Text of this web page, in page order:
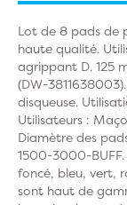
Lot de 8 pads de
haute qualité.
agrippant D. 125
(DW-
disqueuse.
Utilisateurs :
Diamètre des
1500-3000-
foncé, bleu, vert,
sont haut de